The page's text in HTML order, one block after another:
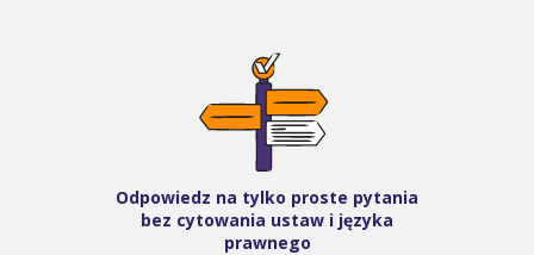
Odpowiedz na tylko proste pytania
bez cytowania ustaw i języka
prawnego